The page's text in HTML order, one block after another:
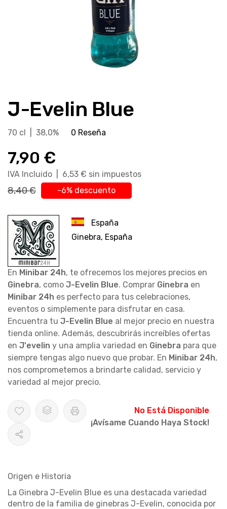
comienzo
de
la
de
imágenes
J-Evelin Blue
70 cl | 38,0% 0 Reseña
7,90 €
IVA Incluido | 6,53 € sin impuestos
8,40 € -6% descuento
España
Ginebra, España
En Minibar 24h, te ofrecemos los mejores precios en
Ginebra, como J-Evelin Blue. Comprar Ginebra en
Minibar 24h es perfecto para tus celebraciones,
eventos o simplemente para disfrutar en casa.
Encuentra tu J-Evelin Blue al mejor precio en nuestra
tienda online. Además, descubrirás increíbles ofertas
en J'evelin y una amplia variedad en Ginebra para que
siempre tengas algo nuevo que probar. En Minibar 24h,
nos comprometemos a brindarte calidad, servicio y
variedad al mejor precio.
No Está Disponible
¡Avísame Cuando Haya Stock!
Origen e Historia
La Ginebra J-Evelin Blue es una destacada variedad
dentro de la familia de ginebras J-Evelin, conocida por